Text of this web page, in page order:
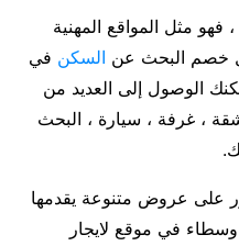
فهو مثل المواقع المهنية
خصم البحث عن السكن في
الوصول إلى العديد من
، غرفة ، سيارة ، البحث
على عروض متنوعة يقدمها
في موقع لايجار